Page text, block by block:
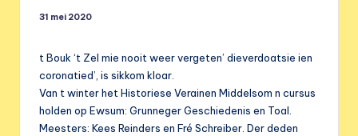
31 mei 2020
t Bouk ‘t Zel mie nooit weer vergeten’ dieverdoatsie ien
coronatied’, is sikkom kloar.
Van t winter het Historiese Verainen Middelsom n cursus
holden op Ewsum: Grunneger Geschiedenis en Toal.
Meesters: Kees Reinders en Fré Schreiber. Der deden